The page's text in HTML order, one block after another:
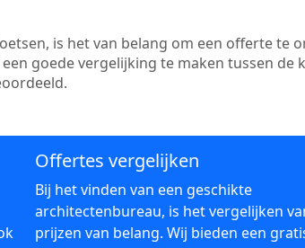
is het van belang om een offerte te
goede vergelijking te maken tussen
Offertes vergelijken
Bij het vinden van een geschikte
architectenbureau, is het vergelijken
prijzen van belang. Wij bieden een